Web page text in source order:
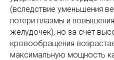
(вследствие уменьшения
потери плазмы и
желудочек), но за счёт
кровообращения
максимальную мощность